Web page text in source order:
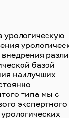
урологическую
базой
наилучших
типа мы с
экспертного